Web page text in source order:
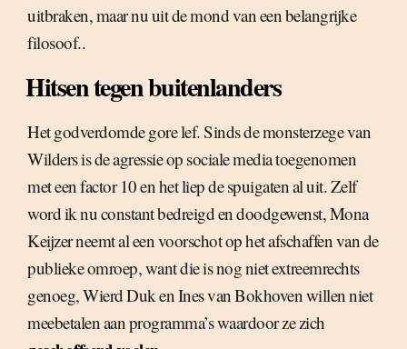
uitbraken, maar nu uit de mond van een belangrijke
filosoof..
Hitsen tegen buitenlanders
Het godverdomde gore lef. Sinds de monsterzege van
Wilders is de agressie op sociale media toegenomen
met een factor 10 en het liep de spuigaten al uit. Zelf
word ik nu constant bedreigd en doodgewenst, Mona
Keijzer neemt al een voorschot op het afschaffen van de
publieke omroep, want die is nog niet extreemrechts
genoeg, Wierd Duk en Ines van Bokhoven willen niet
meebetalen aan programma’s waardoor ze zich